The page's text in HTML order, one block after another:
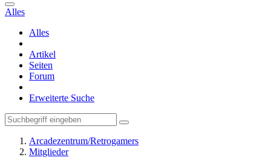
Alles
Alles
Artikel
Seiten
Forum
Erweiterte Suche
Arcadezentrum/Retrogamers
Mitglieder